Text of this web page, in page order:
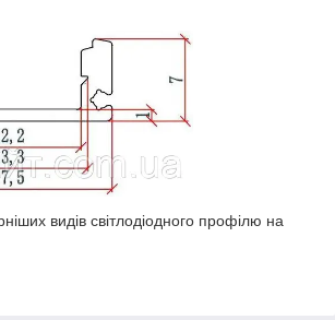
видів світлодіодного профілю на